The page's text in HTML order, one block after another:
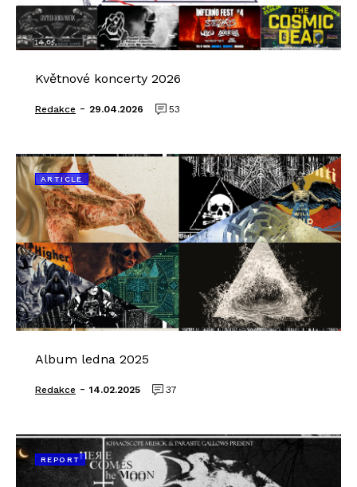
Květnové koncerty 2026
Redakce - 29.04.2026 53
ARTICLE
Album ledna 2025
Redakce - 14.02.2025 37
REPORT